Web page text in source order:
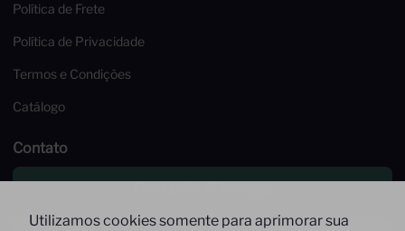
Utilizamos cookies somente para aprimorar sua
Política de Frete
Política de Privacidade
Termos e Condições
Catálogo
Contato